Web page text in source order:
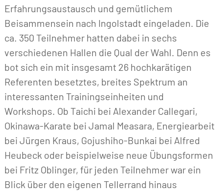
Erfahrungsaustausch und gemütlichem
Beisammensein nach Ingolstadt eingeladen. Die
ca. 350 Teilnehmer hatten dabei in sechs
verschiedenen Hallen die Qual der Wahl. Denn es
bot sich ein mit insgesamt 26 hochkarätigen
Referenten besetztes, breites Spektrum an
interessanten Trainingseinheiten und
Workshops. Ob Taichi bei Alexander Callegari,
Okinawa-Karate bei Jamal Measara, Energiearbeit
bei Jürgen Kraus, Gojushiho-Bunkai bei Alfred
Heubeck oder beispielweise neue Übungsformen
bei Fritz Oblinger, für jeden Teilnehmer war ein
Blick über den eigenen Tellerrand hinaus